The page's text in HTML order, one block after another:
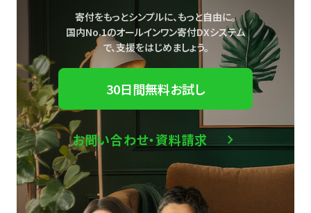
寄付をもっとシンプルに、もっと自由に。
国内No.1のオールインワン寄付DXシステム
で、支援をはじめましょう。
30日間無料お試し
お問い合わせ・資料請求